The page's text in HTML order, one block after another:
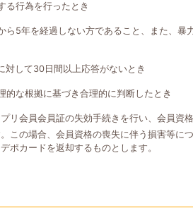
る行為を行ったとき
ら5年を経過しない方であること、また、
対して30日間以上応答がないとき
的な根拠に基づき合理的に判断したとき
会員会員証の失効手続きを行い、会員資格
この場合、会員資格の喪失に伴う損害等
ポカードを返却するものとします。